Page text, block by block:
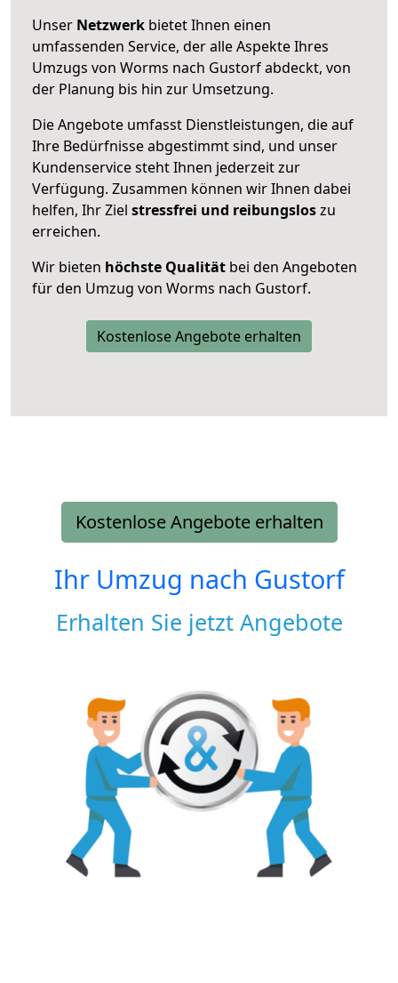
Unser Netzwerk bietet Ihnen einen
umfassenden Service, der alle Aspekte Ihres
Umzugs von Worms nach Gustorf abdeckt, von
der Planung bis hin zur Umsetzung.
Die Angebote umfasst Dienstleistungen, die auf
Ihre Bedürfnisse abgestimmt sind, und unser
Kundenservice steht Ihnen jederzeit zur
Verfügung. Zusammen können wir Ihnen dabei
helfen, Ihr Ziel stressfrei und reibungsloszu
erreichen.
Wir bieten höchste Qualität bei den Angeboten
für den Umzug von Worms nach Gustorf.
Kostenlose Angebote erhalten
Kostenlose Angebote erhalten
Ihr Umzug nach Gustorf
Erhalten Sie jetzt Angebote